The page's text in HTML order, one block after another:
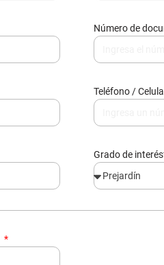
Número de
Teléfono /
Grado de